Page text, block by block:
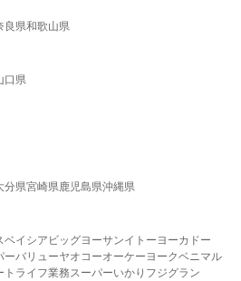
良県和歌山県
口県
分県宮崎県鹿児島県沖縄県
ベイシア ビッグヨーサンイトーヨーカドー
ーバリューヤオコーオーケー ヨークベニマル
ト ライフ業務スーパーいかり フジグラン